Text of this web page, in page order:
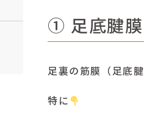
① 足底腱
足裏の筋膜（足底
特に